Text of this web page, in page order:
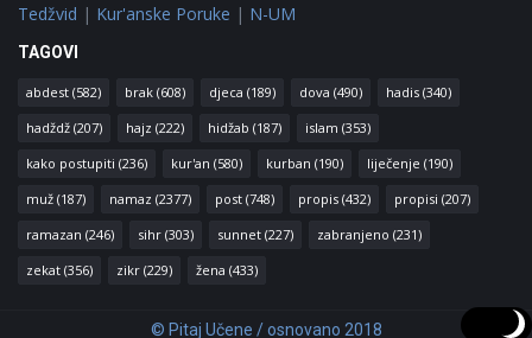
Tedžvid | Kur'anske Poruke | N-UM
TAGOVI
abdest (582) brak (608) djeca (189) dova (490) hadis (340)
hadždž (207) hajz (222) hidžab (187) islam (353)
kako postupiti (236) kur'an (580) kurban (190) liječenje (190)
muž (187) namaz (2377) post (748) propis (432) propisi (207)
ramazan (246) sihr (303) sunnet (227) zabranjeno (231)
zekat (356) zikr (229) žena (433)
© Pitaj Učene / osnovano 2018